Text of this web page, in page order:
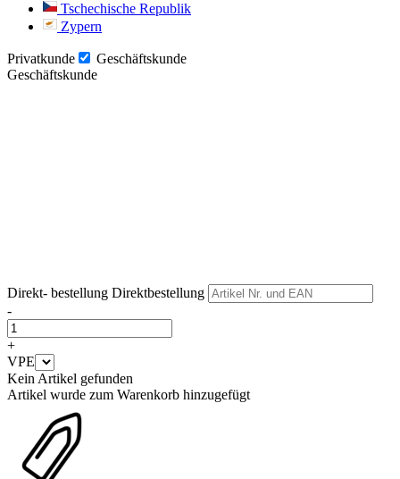
Tschechische Republik
Zypern
Privatkunde
Geschäftskunde
Geschäftskunde
Direkt- bestellung Direktbestellung
-
+
VPE
Kein Artikel gefunden
Artikel wurde zum Warenkorb hinzugefügt